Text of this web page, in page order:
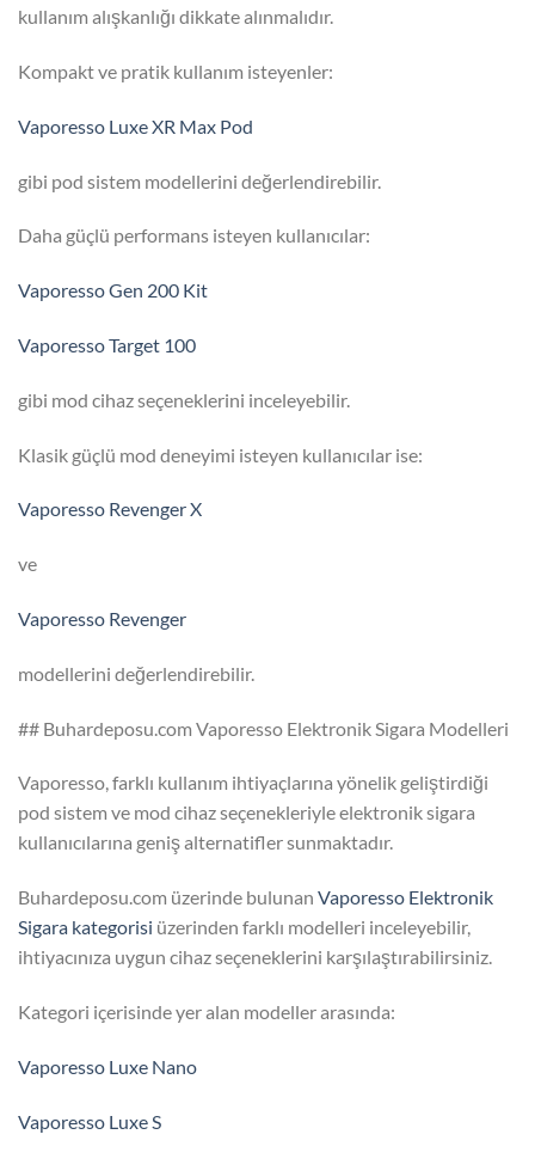
kullanım alışkanlığı dikkate alınmalıdır.
Kompakt ve pratik kullanım isteyenler:
Vaporesso Luxe XR Max Pod
gibi pod sistem modellerini değerlendirebilir.
Daha güçlü performans isteyen kullanıcılar:
Vaporesso Gen 200 Kit
Vaporesso Target 100
gibi mod cihaz seçeneklerini inceleyebilir.
Klasik güçlü mod deneyimi isteyen kullanıcılar ise:
Vaporesso Revenger X
ve
Vaporesso Revenger
modellerini değerlendirebilir.
## Buhardeposu.com Vaporesso Elektronik Sigara Modelleri
Vaporesso, farklı kullanım ihtiyaçlarına yönelik geliştirdiği
pod sistem ve mod cihaz seçenekleriyle elektronik sigara
kullanıcılarına geniş alternatifler sunmaktadır.
Buhardeposu.com üzerinde bulunan Vaporesso Elektronik
Sigara kategorisi üzerinden farklı modelleri inceleyebilir,
ihtiyacınıza uygun cihaz seçeneklerini karşılaştırabilirsiniz.
Kategori içerisinde yer alan modeller arasında:
Vaporesso Luxe Nano
Vaporesso Luxe S